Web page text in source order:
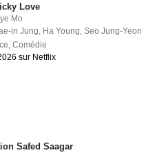
Love
Mo
in Jung, Ha Young,Seo Jung-Yeon
,Comédie
sur Netflix
Safed Saagar